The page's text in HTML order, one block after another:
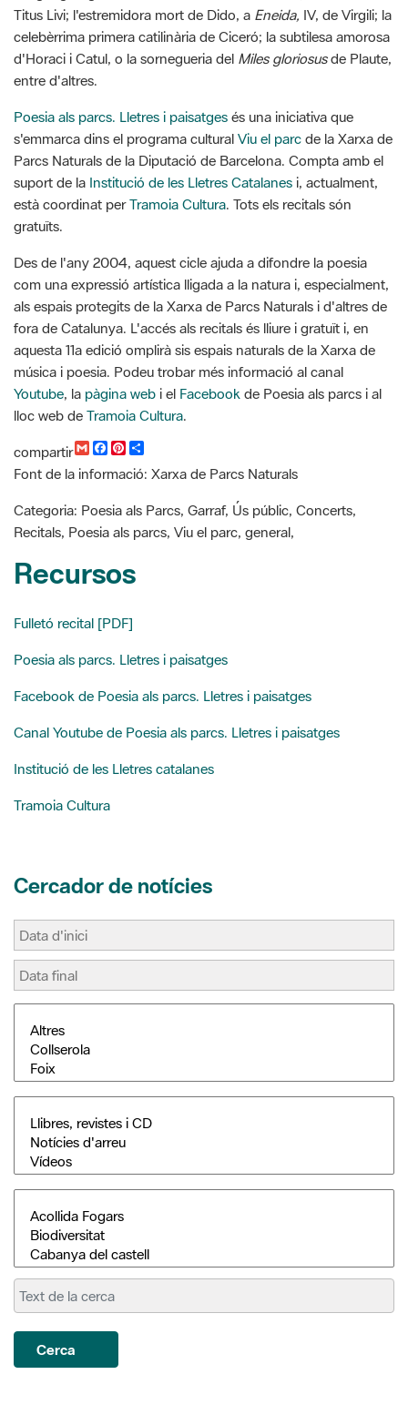
entre d'altres.
Poesia als parcs. Lletres i paisatges és una iniciativa
que
s'emmarca dins el programa cultural
Viu el parc
suport de laInstitució de les Lletres Catalanesi, actualment,
està coordinat perTramoia Cultura. Tots els recitals són
gratuïts.
Des de l'any 2004, aquest cicle ajuda a difondre la poesia
com una expressió artística lligada a la natura i, especialment,
als espais protegits de la Xarxa de Parcs Naturals i d'altres de
fora de Catalunya. L'accés als recitals és lliure i gratuït i, en
aquesta 11a edició omplirà sis espais naturals de la Xarxa de
música i poesia.Podeu trobar més informació al canal
Youtube, lapàgina webi el Facebookde Poesia als parcs i al
lloc web deTramoia Cultura.
compartir
G
m
a
i
F
a
c
e
b
o
o
k
P
i
n
t
e
r
e
s
C
o
m
p
t
i
Font de la informació: Xarxa de Parcs Naturals
Categoria: Poesia als Parcs, Garraf, Ús públic, Concerts,
Recitals, Poesia als parcs, Viu el parc, general,
Recursos
Facebook de Poesia als parcs. Lletres i paisatges
Canal Youtube de Poesia als parcs. Lletres i paisatges
Institució de les Lletres catalanes
Tramoia Cultura
Cerca